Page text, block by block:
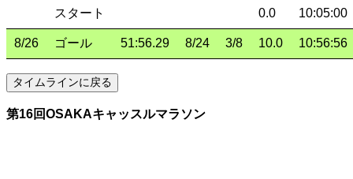
スタート 0.0 10:05:00
8/26 ゴール 51:56.29 8/24 3/8 10.0 10:56:56
第16回OSAKAキャッスルマラソン